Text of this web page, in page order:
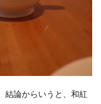
論からいうと、和紅